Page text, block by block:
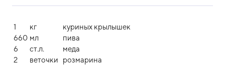
1 кг
куриных крылышек
660 мл
пива
6
ст.л.
меда
2
веточки
розмарина